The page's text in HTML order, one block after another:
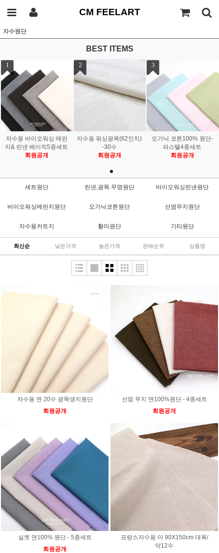
CM FEELART
자수원단
BEST ITEMS
1
자수용 바이오워싱 메란
지& 린넨 베이직5종세트
회원공개
2
자수용 워싱광목(62인치)
-30수
회원공개
3
오가닉 코튼100% 원단-
파스텔4종세트
회원공개
세트원단 린넨,광목.무명원단 바이오워싱린넨원단
바이오워싱메란지원단 오가닉코튼원단 선염무지원단
자수용커트지 황마원단 기타원단
최신순 낮은가격 높은가격 판매순위 상품명
자수용 면 20수 광목생지원단
회원공개
선염 무지 면100%원단 - 4종세트
회원공개
실켓 면100% 원단 - 5종세트
회원공개
프랑스자수용 마 90X150cm 대폭/
약12수